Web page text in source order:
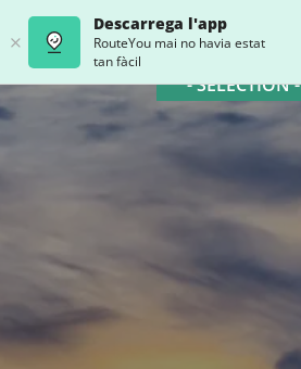
Descarrega l'app
RouteYou mai no havia estat
tan fàcil
- SELECTION -